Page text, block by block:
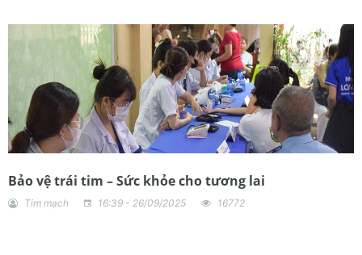
Bảo vệ trái tim – Sức khỏe cho tương lai
Tim mạch 16:39 - 26/09/2025 16772